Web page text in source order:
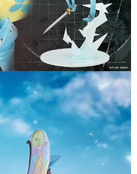
之契約關係目的，商店將以您的個人
台灣大哥大進項蒐集、處理及利用，
料之確認、核對及更正。
https://oppay.tw/userRule
)免運費
)免運費
。